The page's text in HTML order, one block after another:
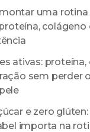
uma rotina
colágeno
ativas: proteína,
sem perder
e zero
importa na